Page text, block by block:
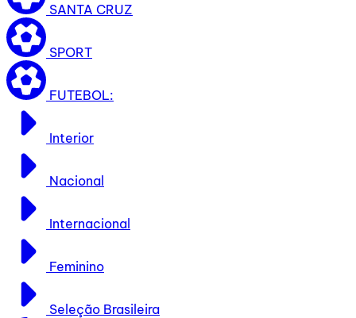
SANTA CRUZ
SPORT
FUTEBOL:
Interior
Nacional
Internacional
Feminino
Seleção Brasileira